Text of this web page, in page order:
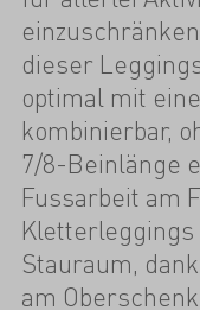
dieser
optimal mit
kombinierbar,
7/8-Beinlänge
Fussarbeit am
Stauraum,
am